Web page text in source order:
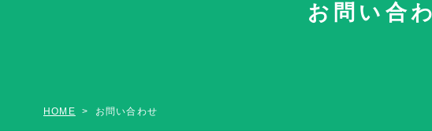
お問い合
HOME お問い合わせ